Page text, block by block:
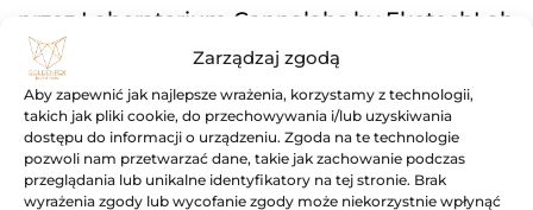
Zarządzaj zgodą
Aby zapewnić jak najlepsze wrażenia, korzystamy z technologii,
takich jak pliki cookie, do przechowywania i/lub uzyskiwania
dostępu do informacji o urządzeniu. Zgoda na te technologie
pozwoli nam przetwarzać dane, takie jak zachowanie podczas
przeglądania lub unikalne identyfikatory na tej stronie. Brak
wyrażenia zgody lub wycofanie zgody może niekorzystnie wpłynąć
przez Laboratorium Cannalabs by EkotechLab
dla olejku GoldenFox, który nie jest dla nas
absolutnie żadnym zaskoczeniem. Całą pasję
włożyliśmy w stworzenie olejków konopnych
dobrej jakości, a ten dokument jest dla nas
wyłącznie potwierdzeniem, które stanowi